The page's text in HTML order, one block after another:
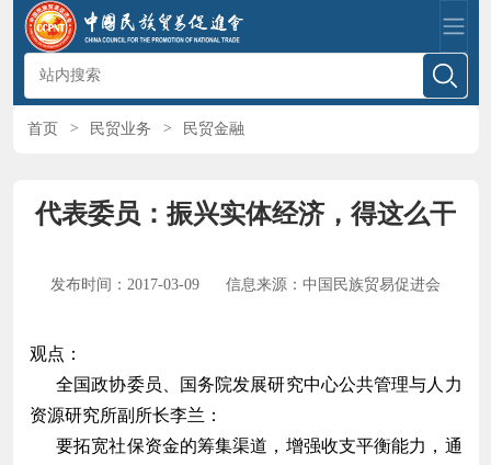
首页 > 民贸业务 > 民贸金融
代表委员：振兴实体经济，得这么干
发布时间：2017-03-09 信息来源：中国民族贸易促进会
观点：
全国政协委员、国务院发展研究中心公共管理与人力
资源研究所副所长李兰：
要拓宽社保资金的筹集渠道，增强收支平衡能力，通